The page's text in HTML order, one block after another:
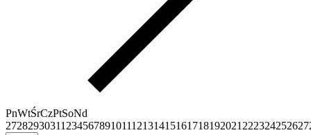
PnWtŚrCzPtSoNd
27282930311 23456789101112131415161718192021 222324252627